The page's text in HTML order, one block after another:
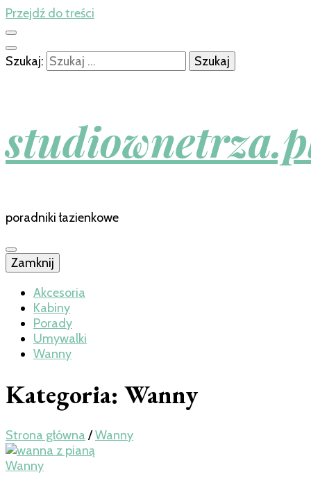
Przejdź do treści
Szukaj:
poradniki łazienkowe
Zamknij
Akcesoria
Kabiny
Porady
Umywalki
Wanny
Kategoria: Wanny
Strona główna /Wanny
Wanny